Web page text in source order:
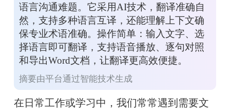
语言沟通难题。它采用AI技术，翻译准确自
然，支持多种语言互译，还能理解上下文确
保专业术语准确。操作简单：输入文字、选
择语言即可翻译，支持语音播放、逐句对照
和导出Word文档，让翻译更高效便捷。
摘要由平台通过智能技术生成
在日常工作或学习中，我们常常遇到需要文